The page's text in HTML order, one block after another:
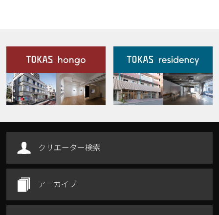
施設案内
Our Facilities
クリエーター検索
アーカイブ